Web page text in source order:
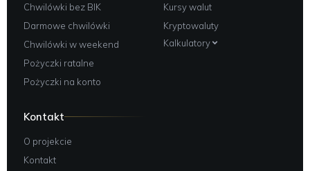
Chwilówki bez BIK
Darmowe chwilówki
Chwilówki w weekend
Pożyczki ratalne
Pożyczki na konto
Kursy walut
Kryptowaluty
Kalkulatory
Kontakt
O projekcie
Kontakt